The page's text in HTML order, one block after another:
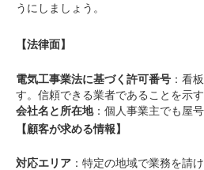
うにしましょう。
【法律面】
電気工事業法に基づく許可番号 ：看
す。信頼できる業者であることを示す
会社名と所在地：個人事業主でも屋
【顧客が求める情報】
対応エリア ：特定の地域で業務を請